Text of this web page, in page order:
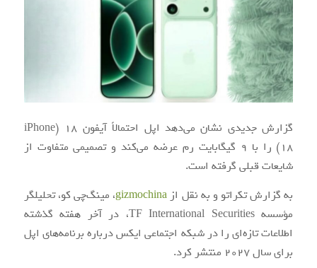
گزارش جدیدی نشان می‌دهد اپل احتمالاً آیفون 18 (iPhone
18) را با 9 گیگابایت رم عرضه می‌کند و تصمیمی متفاوت از
شایعات قبلی گرفته است.
به گزارش تکراتو و به نقل از gizmochina، مینگ‌چی کو، تحلیلگر
مؤسسه TF International Securities، در آخر هفته گذشته
اطلاعات تازه‌ای را در شبکه اجتماعی ایکس درباره برنامه‌های اپل
برای سال 2027 منتشر کرد.